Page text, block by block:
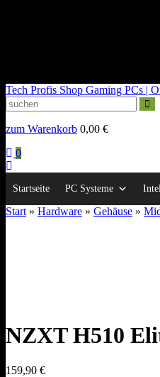
Tech Profis Shop Gaming PCs |
zum Warenkorb 0,00 €
0
Startseite PC Systeme
Start » Hardware » Gehäuse »
NZXT H510
159,90 €